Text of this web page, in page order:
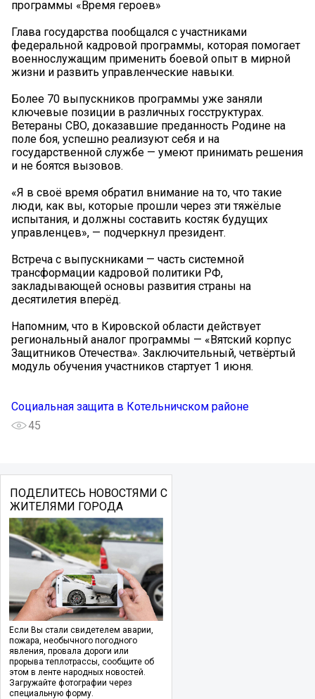
программы «Время героев»
Глава государства пообщался с участниками
федеральной кадровой программы, которая помогает
военнослужащим применить боевой опыт в мирной
жизни и развить управленческие навыки.
Более 70 выпускников программы уже заняли
ключевые позиции в различных госструктурах.
Ветераны СВО, доказавшие преданность Родине на
поле боя, успешно реализуют себя и на
государственной службе — умеют принимать решения
и не боятся вызовов.
«Я в своё время обратил внимание на то, что такие
люди, как вы, которые прошли через эти тяжёлые
испытания, и должны составить костяк будущих
управленцев», — подчеркнул президент.
Встреча с выпускниками — часть системной
трансформации кадровой политики РФ,
закладывающей основы развития страны на
десятилетия вперёд.
Напомним, что в Кировской области действует
региональный аналог программы — «Вятский корпус
Защитников Отечества». Заключительный, четвёртый
модуль обучения участников стартует 1 июня.
Социальная защита в Котельничском районе
45
ПОДЕЛИТЕСЬ НОВОСТЯМИ С
ЖИТЕЛЯМИ ГОРОДА
Если Вы стали свидетелем аварии,
пожара, необычного погодного
явления, провала дороги или
прорыва теплотрассы, сообщите об
этом в ленте народных новостей.
Загружайте фотографии через
специальную форму.